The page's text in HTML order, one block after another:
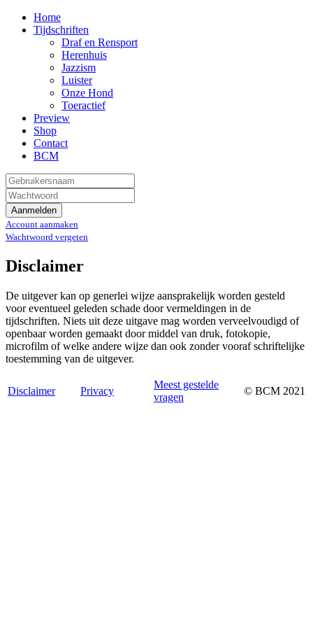
Home
Tijdschriften
Draf en Rensport
Herenhuis
Jazzism
Luister
Onze Hond
Toeractief
Preview
Shop
Contact
BCM
Aanmelden
Account aanmaken
Wachtwoord vergeten
Disclaimer
De uitgever kan op generlei wijze aansprakelijk worden gesteld
voor eventueel geleden schade door vermeldingen in de
tijdschriften. Niets uit deze uitgave mag worden verveelvoudigd of
openbaar worden gemaakt door middel van druk, fotokopie,
microfilm of welke andere wijze dan ook zonder vooraf schriftelijke
toestemming van de uitgever.
Disclaimer Privacy
Meest gestelde
vragen
© BCM 2021